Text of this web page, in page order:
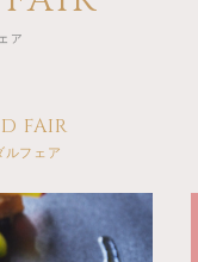
ア
FAIR
ルフェア